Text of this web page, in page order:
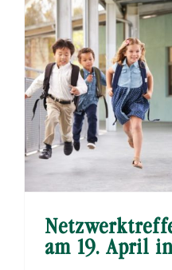
am 19. April